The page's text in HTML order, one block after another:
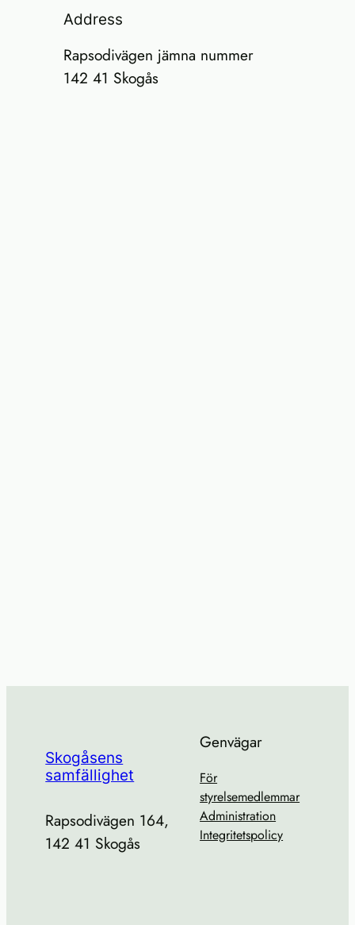
Address
Rapsodivägen jämna nummer
142 41 Skogås
Skogåsens
samfällighet
Rapsodivägen 164,
142 41 Skogås
Genvägar
För
styrelsemedlemmar
Administration
Integritetspolicy